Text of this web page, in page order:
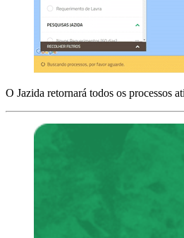
O Jazida retornará todos os processos